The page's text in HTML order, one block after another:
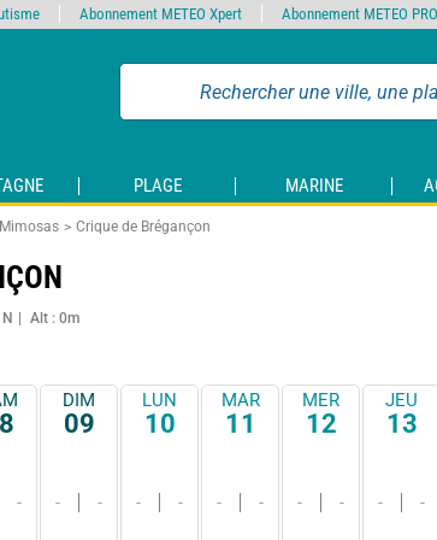
PLAGE MARINE
Crique de Brégançon
Alt : 0m
-
DIM
09
- -
LUN
10
- -
MAR
11
- -
MER
12
- -
JEU
13
- -
Abonnement METEO Xpert Abonnement METEO PRO